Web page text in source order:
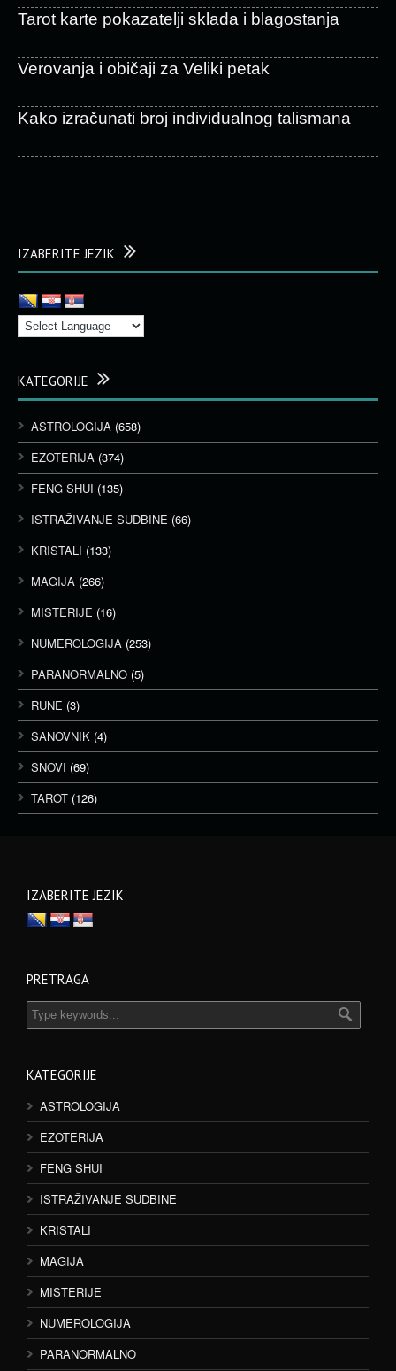
Tarot karte pokazatelji sklada i blagostanja
Verovanja i običaji za Veliki petak
Kako izračunati broj individualnog talismana
IZABERITE JEZIK
KATEGORIJE
ASTROLOGIJA (658)
EZOTERIJA (374)
FENG SHUI (135)
ISTRAŽIVANJE SUDBINE (66)
KRISTALI (133)
MAGIJA (266)
MISTERIJE (16)
NUMEROLOGIJA (253)
PARANORMALNO (5)
RUNE (3)
SANOVNIK (4)
SNOVI (69)
TAROT (126)
IZABERITE JEZIK
PRETRAGA
KATEGORIJE
ASTROLOGIJA
EZOTERIJA
FENG SHUI
ISTRAŽIVANJE SUDBINE
KRISTALI
MAGIJA
MISTERIJE
NUMEROLOGIJA
PARANORMALNO